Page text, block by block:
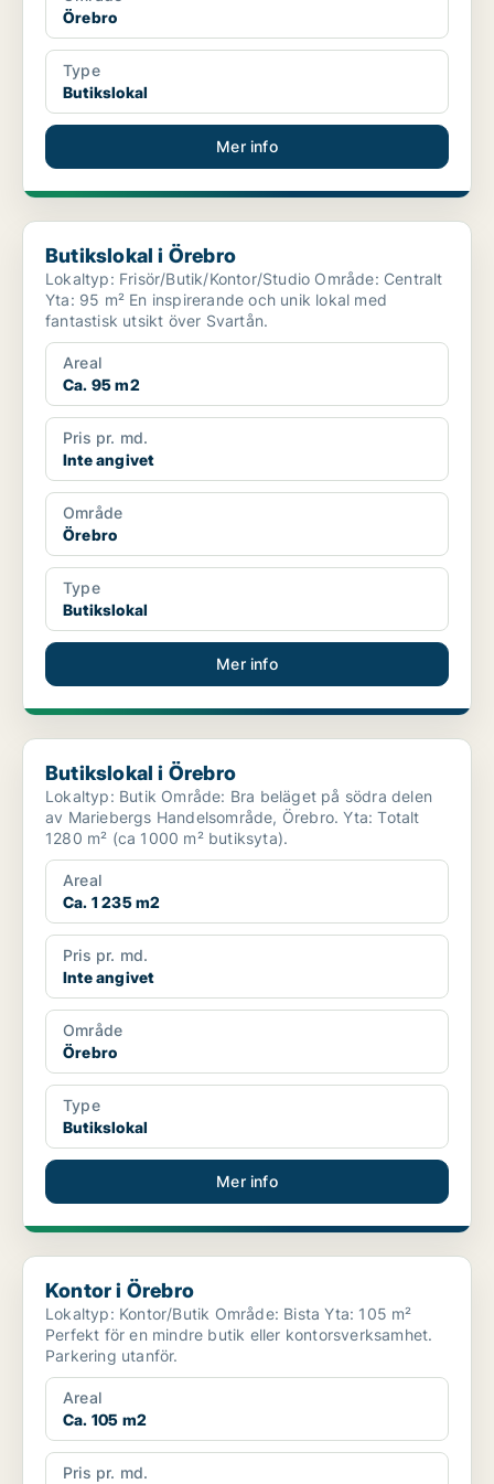
Örebro
Type
Butikslokal
Mer info
Butikslokal i Örebro
Butikslokal i Örebro
Lokaltyp: Frisör/Butik/Kontor/Studio Område: Centralt
Yta: 95 m² En inspirerande och unik lokal med
fantastisk utsikt över Svartån.
Areal
Ca. 95 m2
Pris pr. md.
Inte angivet
Område
Örebro
Type
Butikslokal
Mer info
Butikslokal i Örebro
Butikslokal i Örebro
Lokaltyp: Butik Område: Bra beläget på södra delen
av Mariebergs Handelsområde, Örebro. Yta: Totalt
1280 m² (ca 1000 m² butiksyta).
Areal
Ca. 1 235 m2
Pris pr. md.
Inte angivet
Område
Örebro
Type
Butikslokal
Mer info
Kontor i Örebro
Kontor i Örebro
Lokaltyp: Kontor/Butik Område: Bista Yta: 105 m²
Perfekt för en mindre butik eller kontorsverksamhet.
Parkering utanför.
Areal
Ca. 105 m2
Pris pr. md.